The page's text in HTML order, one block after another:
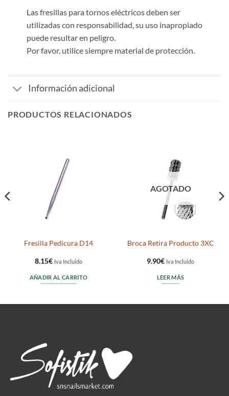
Las fresillas para tornos eléctricos deben ser
utilizadas con responsabilidad, su uso inapropiado
puede resultar en peligro.
Por favor, utilice siempre material de protección.
Información adicional
PRODUCTOS RELACIONADOS
Fresilla Pedicura D14
8.15€ Iva Incluido
AÑADIR AL CARRITO
AGOTADO
Broca Retira Producto 3XC
9.90€ Iva Incluido
LEER MÁS